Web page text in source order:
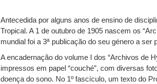
Antecedida por alguns anos de ensino de
Tropical. A 1 de outubro de 1905 nascem os
mundial foi a 3ª publicação do seu género a
A encadernação do volume I dos “Archivos de
impressos em papel “couché”, com diversas
doença do sono. No 1º fascículo, um texto do